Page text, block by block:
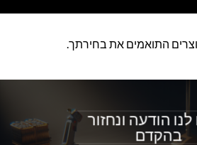
התואמים את בחירתך.
הודעה ונחזור
בהקדם